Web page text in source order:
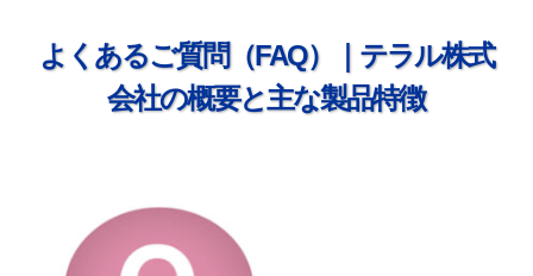
よくあるご質問（FAQ）｜テラル株式
会社の概要と主な製品特徴